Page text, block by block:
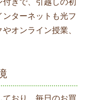
付きで、引越しの初
ターネットも光フ
オンライン授業、
ており、毎日のお買